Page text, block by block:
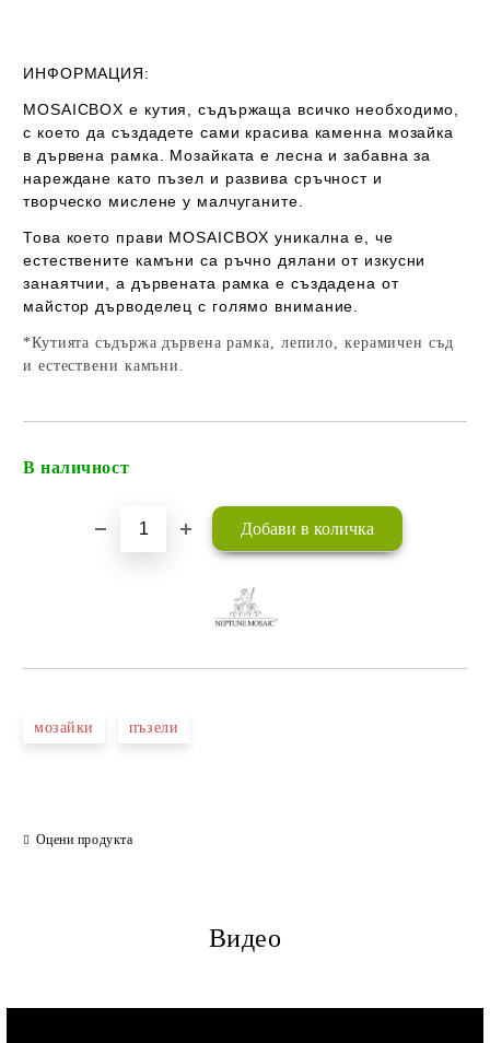
ИНФОРМАЦИЯ:
MOSAICBOX е кутия, съдържаща всичко необходимо,
с което да създадете сами красива каменна мозайка
в дървена рамка. Мозайката е лесна и забавна за
нареждане като пъзел и развива сръчност и
творческо мислене у малчуганите.
Това което прави MOSAICBOX уникална е, че
естествените камъни са ръчно дялани от изкусни
занаятчии, а дървената рамка е създадена от
майстор дърводелец с голямо внимание.
*Кутията съдържа дървена рамка, лепило, керамичен съд
и естествени камъни.
В наличност
мозайки пъзели
Оцени продукта
Видео